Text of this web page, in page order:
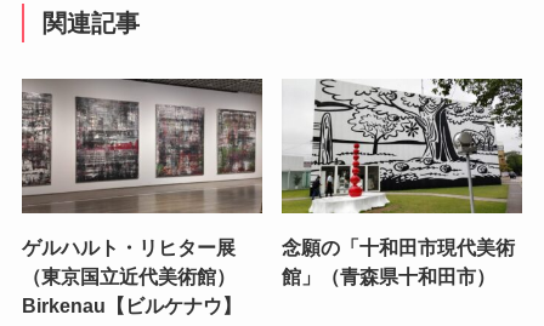
関連記事
ゲルハルト・リヒター展
（東京国立近代美術館）
Birkenau【ビルケナウ】
念願の「十和田市現代美術
館」（青森県十和田市）